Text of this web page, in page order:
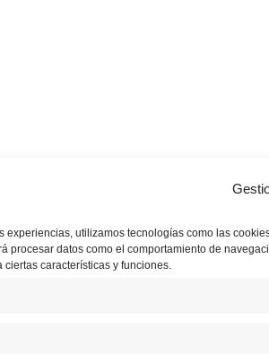
experiencias, utilizamos tecnologías como las
procesar datos como el comportamiento de
ciertas características y funciones.